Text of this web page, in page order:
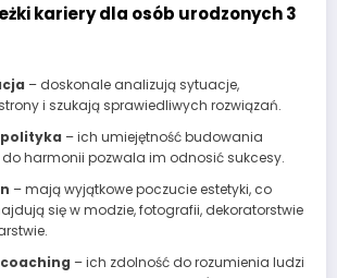
kariery dla osób urodzonych 3
– doskonale analizują sytuacje,
i szukają sprawiedliwych rozwiązań.
– ich umiejętność budowania
do harmonii pozwala im odnosić sukcesy.
– mają wyjątkowe poczucie estetyki, co
się w modzie, fotografii, dekoratorstwie
– ich zdolność do rozumienia ludzi